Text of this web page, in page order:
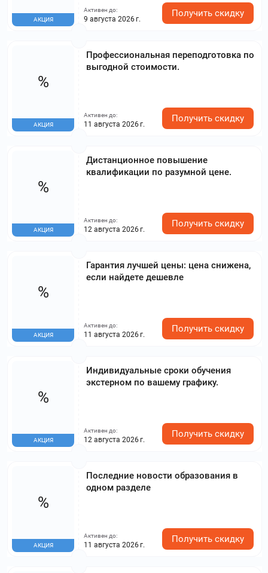
АКЦИЯ
Активен до:
9 августа 2026 г.
Получить скидку
Профессиональная переподготовка по
выгодной стоимости.
%
АКЦИЯ
Активен до:
11 августа 2026 г.
Получить скидку
Дистанционное повышение
квалификации по разумной цене.
%
АКЦИЯ
Активен до:
12 августа 2026 г.
Получить скидку
Гарантия лучшей цены: цена снижена,
если найдете дешевле
%
АКЦИЯ
Активен до:
11 августа 2026 г.
Получить скидку
Индивидуальные сроки обучения
экстерном по вашему графику.
%
АКЦИЯ
Активен до:
12 августа 2026 г.
Получить скидку
Последние новости образования в
одном разделе
%
АКЦИЯ
Активен до:
11 августа 2026 г.
Получить скидку